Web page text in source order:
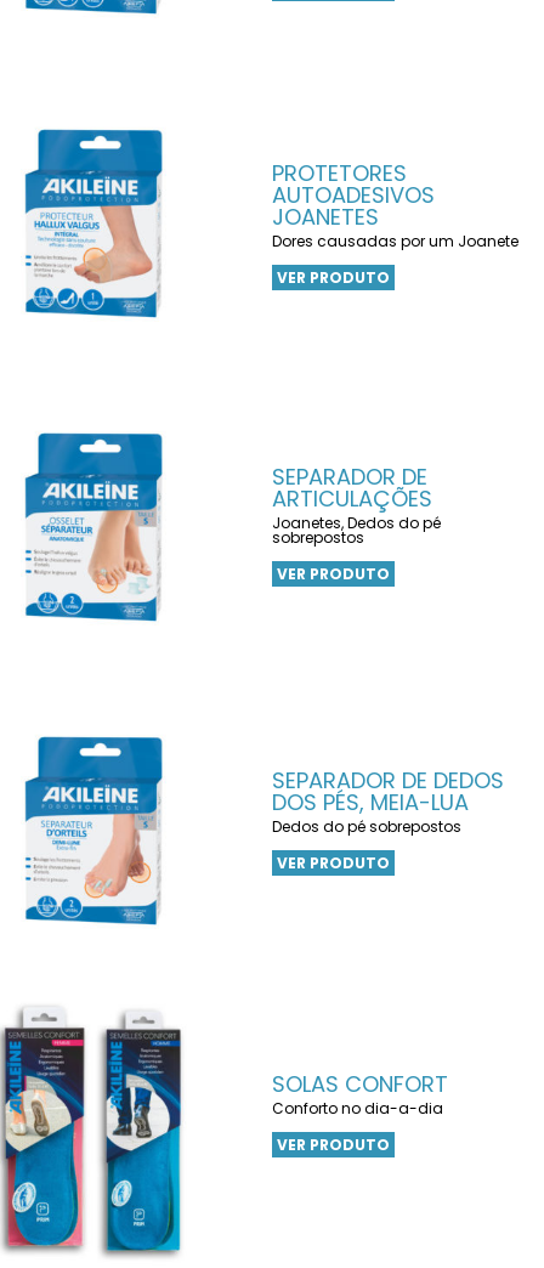
PROTETORES
AUTOADESIVOS
JOANETES
Dores causadas por um Joanete
VER PRODUTO
SEPARADOR DE
ARTICULAÇÕES
Joanetes, Dedos do pé
sobrepostos
VER PRODUTO
SEPARADOR DE DEDOS
DOS PÉS, MEIA-LUA
Dedos do pé sobrepostos
VER PRODUTO
SOLAS CONFORT
Conforto no dia-a-dia
VER PRODUTO